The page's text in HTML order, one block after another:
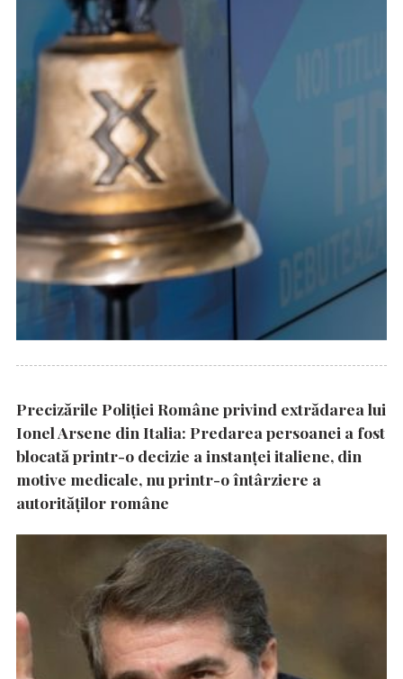
Precizările Poliţiei Române privind extrădarea lui
Ionel Arsene din Italia: Predarea persoanei a fost
blocată printr-o decizie a instanţei italiene, din
motive medicale, nu printr-o întârziere a
autorităţilor române